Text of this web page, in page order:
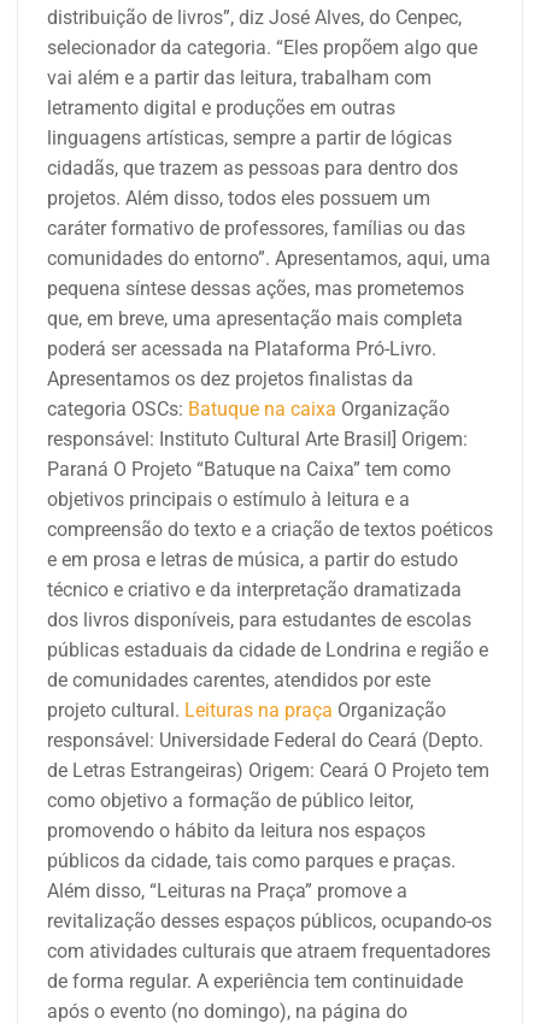
distribuição de livros”, diz José Alves, do Cenpec,
selecionador da categoria. “Eles propõem algo que
vai além e a partir das leitura, trabalham com
letramento digital e produções em outras
linguagens artísticas, sempre a partir de lógicas
cidadãs, que trazem as pessoas para dentro dos
projetos. Além disso, todos eles possuem um
caráter formativo de professores, famílias ou das
comunidades do entorno”. Apresentamos, aqui, uma
pequena síntese dessas ações, mas prometemos
que, em breve, uma apresentação mais completa
poderá ser acessada na Plataforma Pró-Livro.
Apresentamos os dez projetos finalistas da
categoria OSCs: Batuque na caixa Organização
responsável: Instituto Cultural Arte Brasil] Origem:
Paraná O Projeto “Batuque na Caixa” tem como
objetivos principais o estímulo à leitura e a
compreensão do texto e a criação de textos poéticos
e em prosa e letras de música, a partir do estudo
técnico e criativo e da interpretação dramatizada
dos livros disponíveis, para estudantes de escolas
públicas estaduais da cidade de Londrina e região e
de comunidades carentes, atendidos por este
projeto cultural. Leituras na praça Organização
responsável: Universidade Federal do Ceará (Depto.
de Letras Estrangeiras) Origem: Ceará O Projeto tem
como objetivo a formação de público leitor,
promovendo o hábito da leitura nos espaços
públicos da cidade, tais como parques e praças.
Além disso, “Leituras na Praça” promove a
revitalização desses espaços públicos, ocupando-os
com atividades culturais que atraem frequentadores
de forma regular. A experiência tem continuidade
após o evento (no domingo), na página do